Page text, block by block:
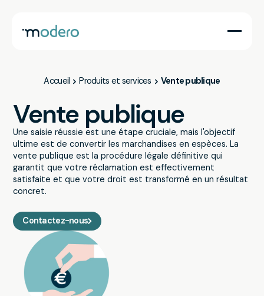
Services
Pouvoirs publics
Accueil Produits et services Vente publique
Vente publique
Une saisie réussie est une étape cruciale, mais l'objectif
ultime est de convertir les marchandises en espèces. La
vente publique est la procédure légale définitive qui
garantit que votre réclamation est effectivement
satisfaite et que votre droit est transformé en un résultat
concret.
Contactez-nous